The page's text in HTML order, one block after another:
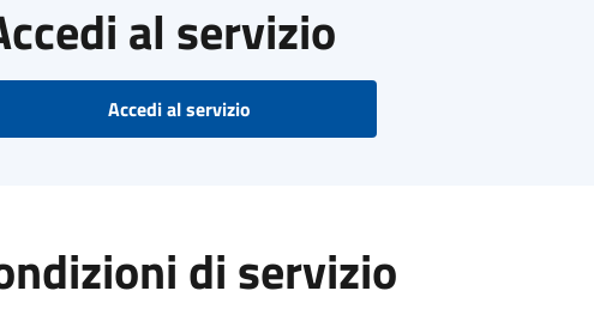
al servizio
Accedi al servizio
di servizio